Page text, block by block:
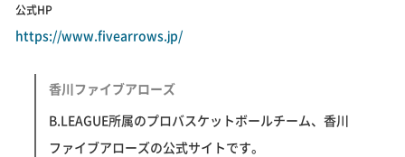
公式HP
https://www.fivearrows.jp/
香川ファイブアローズ
B.LEAGUE所属のプロバスケットボールチーム、香川
ファイブアローズの公式サイトです。